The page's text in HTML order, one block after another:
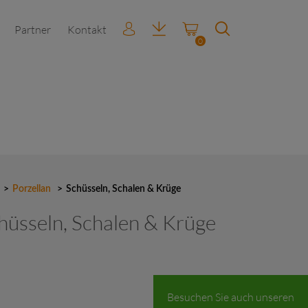
Partner Kontakt
0
Besuchen Sie auch unseren
> Porzellan > Schüsseln, Schalen & Krüge
Schalen & Krüge